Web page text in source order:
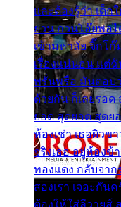
และต้องรู้ว่า เด็ก
ยวน กวนโอ๊ยพอไ
เข้ามหาลัย จิ๊กโ
เรื่องแน่นอน แต่
พรั่นพรือ มันตอบว่
ด้วยกัน ก็เลยรอ
ยอด สุดยอด สุดย
ห้องเช่า เธอผิวข
จริงเธอ อยู่ห้องข้
ทองแดง กลับจา
สองเรา เจอะกัน
ต้องให้ใส่ลีวายส์